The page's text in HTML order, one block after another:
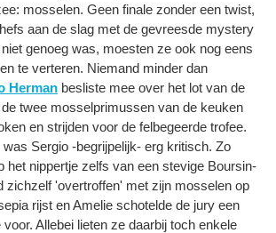
mosselen. Geen finale zonder een twist,
aan de slag met de gevreesde mystery
genoeg was, moesten ze ook nog eens
te verteren. Niemand minder dan
Herman besliste mee over het lot van de
twee mosselprimussen van de keuken
en strijden voor de felbegeerde trofee.
Sergio -begrijpelijk- erg kritisch. Zo
het nippertje zelfs van een stevige Boursin-
zichzelf 'overtroffen' met zijn mosselen op
rijst en Amelie schotelde de jury een
Allebei lieten ze daarbij toch enkele